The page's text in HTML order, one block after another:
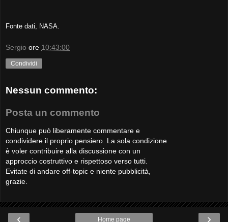
Fonte dati, NASA.
Sergio ore 10:43:00
Condividi
Nessun commento:
Posta un commento
Chiunque può liberamente commentare e
condividere il proprio pensiero. La sola condizione
è voler contribuire alla discussione con un
approccio costruttivo e rispettoso verso tutti.
Evitate di andare off-topic e niente pubblicità,
grazie.
‹ ›
Home page